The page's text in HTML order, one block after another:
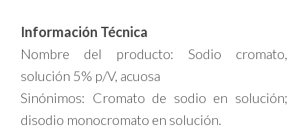
Información Técnica
Nombre del producto: Sodio cromato,
solución 5% p/V, acuosa
Sinónimos: Cromato de sodio en solución;
disodio monocromato en solución.